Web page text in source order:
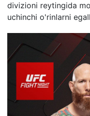
divizioni reytingida
uchinchi o'rinlarni